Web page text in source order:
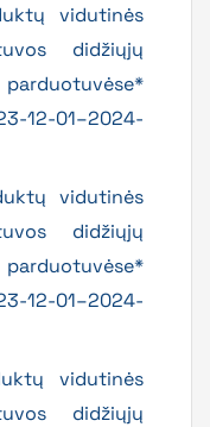
vidutinės
didžiųjų
12-01–2024-
vidutinės
didžiųjų
12-01–2024-
vidutinės
didžiųjų